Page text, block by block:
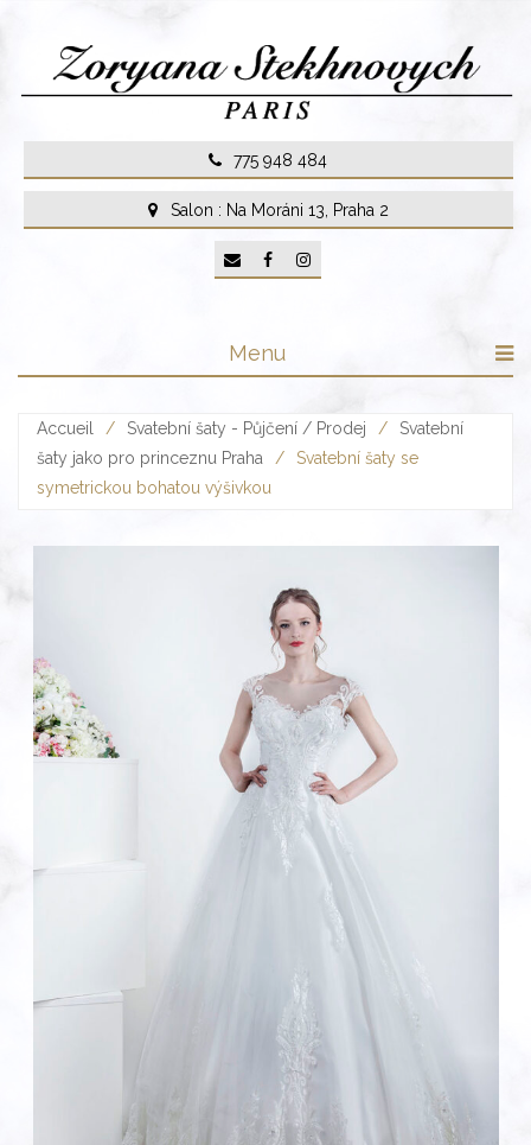
content
775 948 484
Salon : Na Moráni 13, Praha 2
Menu
Accueil / Svatební šaty - Půjčení / Prodej /
Svatební
šaty jako pro princeznu Praha
/
Svatební šaty se
symetrickou bohatou výšivkou